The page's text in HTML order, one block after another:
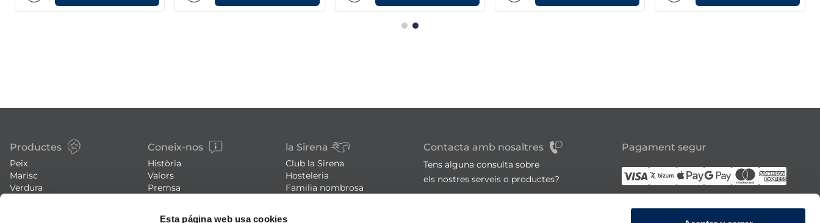
Esta página web usa cookies
Productes
Peix
Marisc
Verdura
Coneix-nos
Història
Valors
Premsa
la Sirena
Club la Sirena
Hosteleria
Familia nombrosa
Contacta amb nosaltres
Tens alguna consulta sobre
els nostres serveis o productes?
Pagament segur
Síguenos